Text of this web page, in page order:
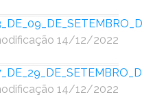
14/12/2022
14/12/2022